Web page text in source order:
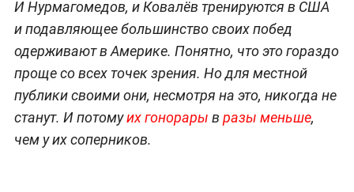
И Нурмагомедов, и Ковалёв тренируются в США
и подавляющее большинство своих побед
одерживают в Америке. Понятно, что это гораздо
проще со всех точек зрения. Но для местной
публики своими они, несмотря на это, никогда не
станут. И потомуих гонорары в разы меньше,
чем у их соперников.